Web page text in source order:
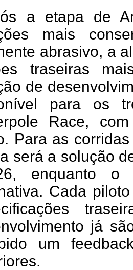
a etapa de
mais
abrasivo, a
traseiras
de
para os
Race,
Para as
será a solução
enquanto o
Cada
já
um